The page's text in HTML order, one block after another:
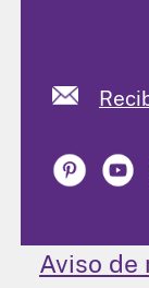
Aviso de